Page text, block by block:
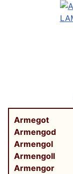
Armegot
Armengod
Armengol
Armengoll
Armengor